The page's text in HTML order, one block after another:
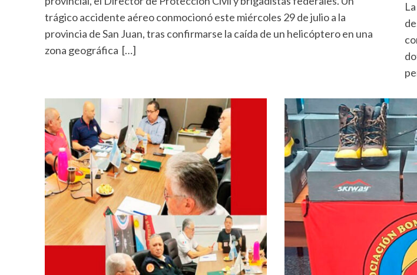
trágico accidente aéreo conmocionó este miércoles 29 de julio a la
provincia de San Juan, tras confirmarse la caída de un helicóptero en una
zona geográfica […]